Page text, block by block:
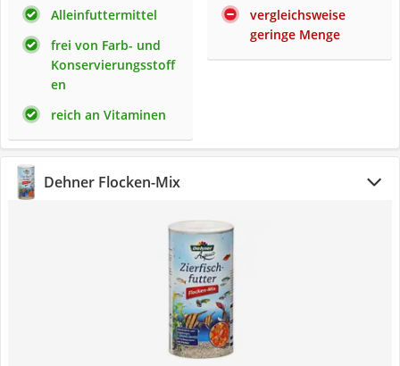
Alleinfuttermittel
frei von Farb- und
Konservierungsstoff
en
reich an Vitaminen
vergleichsweise
geringe Menge
Dehner Flocken-Mix